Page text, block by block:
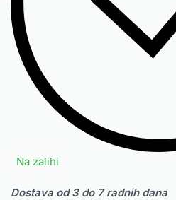
Na zalihi
Dostava od 3 do 7 radnih dana